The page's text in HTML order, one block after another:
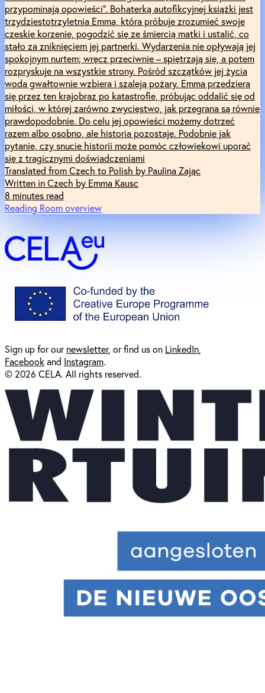
przypominają opowieści”. Bohaterką autofikcyjnej książki jest
trzydziestotrzyletnia Emma, która próbuje zrozumieć swoje
czeskie korzenie, pogodzić się ze śmiercią matki i ustalić, co
stało za zniknięciem jej partnerki. Wydarzenia nie opływają jej
spokojnym nurtem; wręcz przeciwnie – spiętrzają się, a potem
rozpryskuje na wszystkie strony. Pośród szczątków jej życia
woda gwałtownie wzbiera i szaleją pożary. Emma przedziera
się przez ten krajobraz po katastrofie, próbując oddalić się od
miłości, w której zarówno zwycięstwo, jak przegrana są równie
prawdopodobnie. Do celu jej opowieści możemy dotrzeć
razem albo osobno, ale historia pozostaje. Podobnie jak
pytanie, czy snucie historii może pomóc człowiekowi uporać
się z tragicznymi doświadczeniami
Translated from Czech to Polish by Paulina Zając
Written in Czech by Emma Kausc
8 minutes read
Reading Room overview
Sign up for ournewsletter, or find us on LinkedIn
Facebookand Instagram.
© 2026 CELA. All rights reserved.